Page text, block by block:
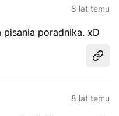
8 lat temu
poradnika. xD
8 lat temu